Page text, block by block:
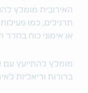
האירובית מומלץ
תרגילים, כמו
או אימוני כוח בחדר
מומלץ להתייעץ
ברורות וריאליות